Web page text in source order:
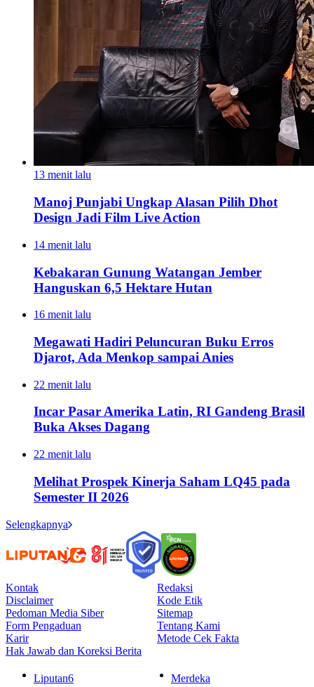
13 menit lalu
Manoj Punjabi Ungkap Alasan Pilih Dhot
Design Jadi Film Live Action
14 menit lalu
Kebakaran Gunung Watangan Jember
Hanguskan 6,5 Hektare Hutan
16 menit lalu
Megawati Hadiri Peluncuran Buku Erros
Djarot, Ada Menkop sampai Anies
22 menit lalu
Incar Pasar Amerika Latin, RI Gandeng Brasil
Buka Akses Dagang
22 menit lalu
Melihat Prospek Kinerja Saham LQ45 pada
Semester II 2026
Selengkapnya
Kontak
Redaksi
Disclaimer
Kode Etik
Pedoman Media Siber
Sitemap
Form Pengaduan
Tentang Kami
Karir
Metode Cek Fakta
Hak Jawab dan Koreksi Berita
Liputan6 Merdeka